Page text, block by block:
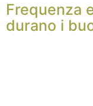
Frequenza
durano i